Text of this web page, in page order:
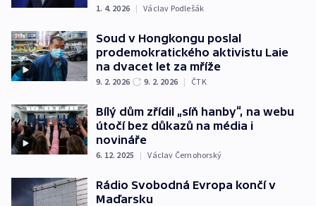
1. 4. 2026 | Václav Podlešák
Soud v Hongkongu poslal
prodemokratického aktivistu Laie
na dvacet let za mříže
9. 2. 2026 9. 2. 2026 | ČTK
Bílý dům zřídil „síň hanby“, na webu
útočí bez důkazů na média i
novináře
6. 12. 2025 | Václav Černohorský
Rádio Svobodná Evropa končí v
Maďarsku